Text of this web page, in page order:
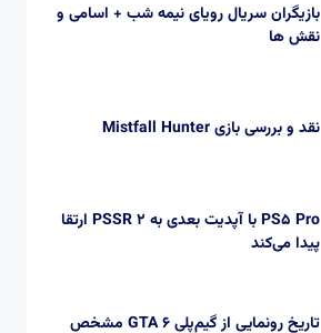
بازیگران سریال رویای نیمه شب + اسامی و
نقش ها
نقد و بررسی بازی Mistfall Hunter
PS5 Pro با آپدیت بعدی به PSSR 2 ارتقا
پیدا می‌کند
تاریخ رونمایی از گیم‌پلی GTA 6 مشخص